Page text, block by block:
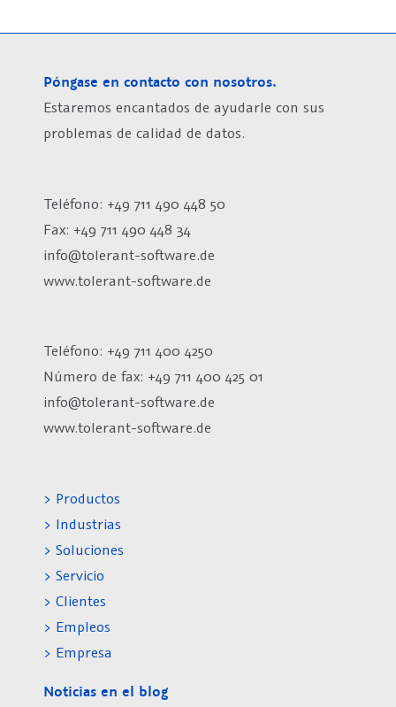
Póngase en contacto con nosotros.
Estaremos encantados de ayudarle con sus
problemas de calidad de datos.
Teléfono: +49 711 490 448 50
Fax: +49 711 490 448 34
info@tolerant-software.de
www.tolerant-software.de
Teléfono: +49 711 400 4250
Número de fax: +49 711 400 425 01
info@tolerant-software.de
www.tolerant-software.de
> Productos
> Industrias
> Soluciones
> Servicio
> Clientes
> Empleos
> Empresa
Noticias en el blog